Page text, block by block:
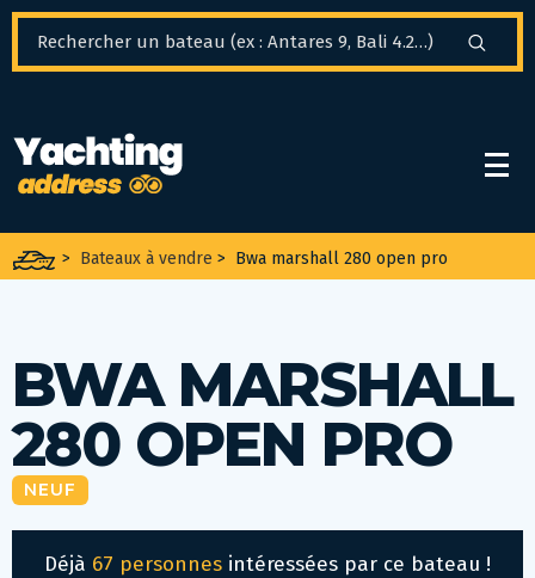
> Bateaux à vendre > Bwa marshall 280 open pro
BWA MARSHALL
280 OPEN PRO
NEUF
Déjà 67 personnes intéressées par ce bateau !
Panneau de gestion des cookies